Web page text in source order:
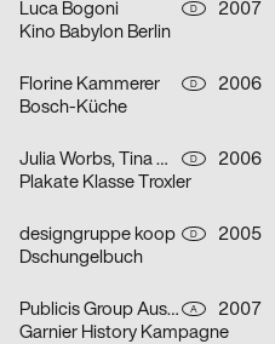
Luca Bogoni D
2007
Kino Babylon Berlin
Florine Kammerer D
2006
Bosch-Küche
Julia Worbs, Tina Worbs D
2006
Plakate Klasse Troxler
designgruppe koop D
2005
Dschungelbuch
Publicis Group Austria GmbH, Evelina Sava A
2007
Garnier History Kampagne